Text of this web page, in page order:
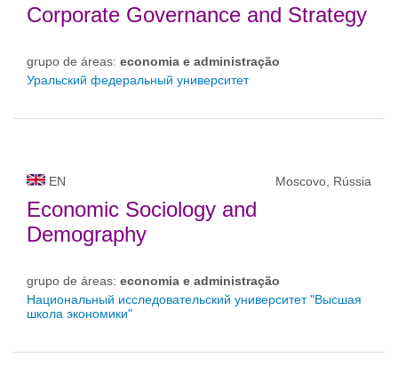
Corporate Governance and Strategy
grupo de áreas: economia e administração
Уральский федеральный университет
EN Moscovo, Rússia
Economic Sociology and
Demography
grupo de áreas: economia e administração
Национальный исследовательский университет "Высшая
школа экономики"